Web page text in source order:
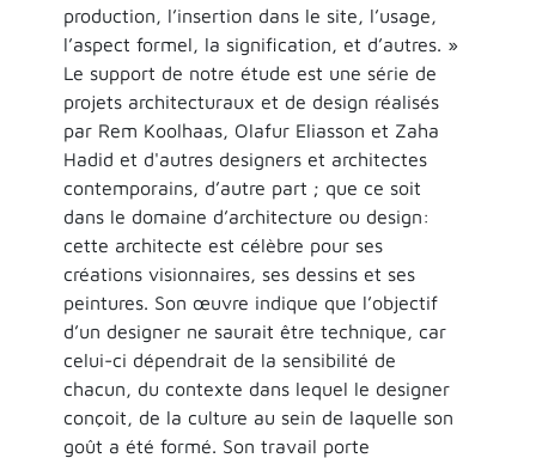
production, l’insertion dans le site, l’usage,
l’aspect formel, la signification, et d’autres. »
Le support de notre étude est une série de
projets architecturaux et de design réalisés
par Rem Koolhaas, Olafur Eliasson et Zaha
Hadid et d'autres designers et architectes
contemporains, d’autre part ; que ce soit
dans le domaine d’architecture ou design:
cette architecte est célèbre pour ses
créations visionnaires, ses dessins et ses
peintures. Son œuvre indique que l’objectif
d’un designer ne saurait être technique, car
celui-ci dépendrait de la sensibilité de
chacun, du contexte dans lequel le designer
conçoit, de la culture au sein de laquelle son
goût a été formé. Son travail porte